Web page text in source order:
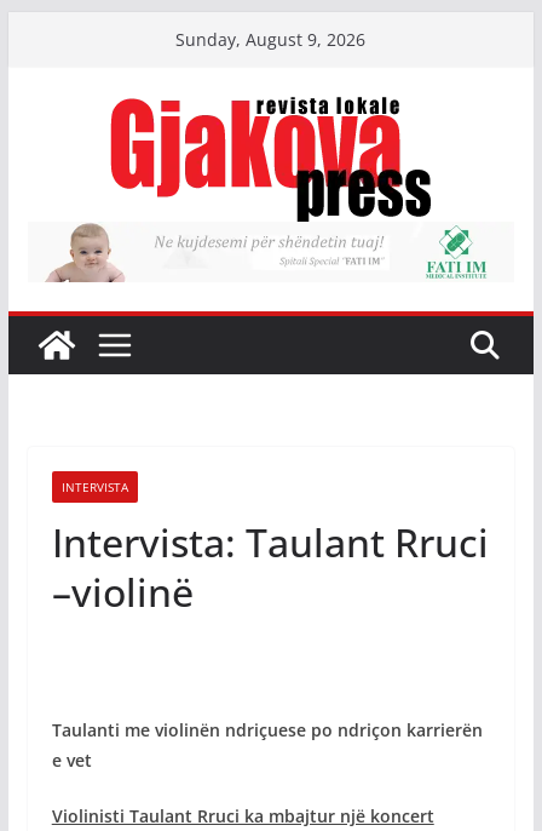
Sunday, August 9, 2026
INTERVISTA
Intervista: Taulant Rruci
–violinë
Taulanti me violinën ndriçuese po ndriçon karrierën
e vet
Violinisti Taulant Rruci ka mbajtur një koncert